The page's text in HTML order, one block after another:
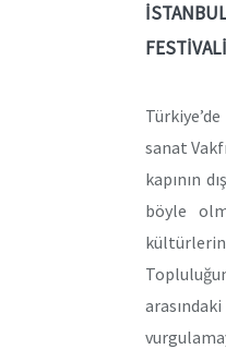
sanat
kapının
böyle